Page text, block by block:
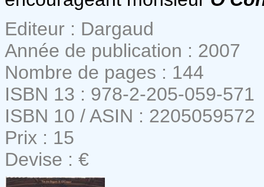
Editeur : Dargaud
Année de publication : 2007
Nombre de pages : 144
ISBN 13 : 978-2-205-059-571
ISBN 10 / ASIN : 2205059572
Prix : 15
Devise : €